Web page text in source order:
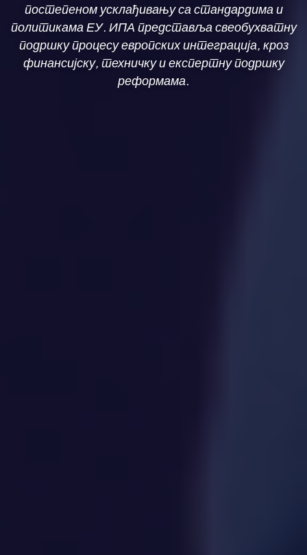
постепеном усклађивању са стандардима и
политикама ЕУ. ИПА представља свеобухватну
подршку процесу европских интеграција, кроз
финансијску, техничку и експертну подршку
реформама.